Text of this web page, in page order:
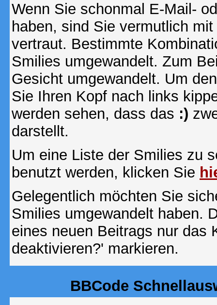
Wenn Sie schonmal E-Mail-
haben, sind Sie vermutlich
vertraut. Bestimmte
Smilies umgewandelt. Zum
Gesicht umgewandelt. Um
Sie Ihren Kopf nach links
werden sehen, dass das :)
darstellt.
Um eine Liste der Smilies zu
benutzt werden, klicken Sie
Gelegentlich möchten Sie
Smilies umgewandelt haben.
eines neuen Beitrags nur das
deaktivieren?' markieren.
BBCode